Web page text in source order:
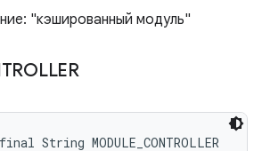
"кэшированный модуль"
String MODULE_CONTROLLER